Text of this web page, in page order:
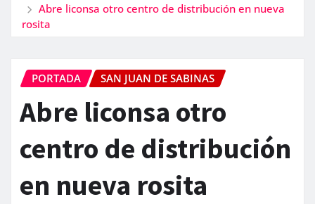
Abre liconsa otro centro de distribución en nueva
rosita
PORTADA SAN JUAN DE SABINAS
Abre liconsa otro
centro de distribución
en nueva rosita